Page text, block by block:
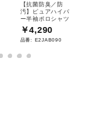
【抗菌防臭／防
汚】ピュアハイパ
ー半袖ポロシャツ
￥4,290
品番: E2JAB090